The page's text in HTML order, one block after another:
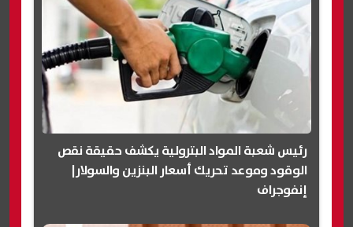
رئيس شعبة المواد البترولية يكشف حقيقة نقص
الوقود وموعد تحريك أسعار البنزين والسولار|
إنفوجراف